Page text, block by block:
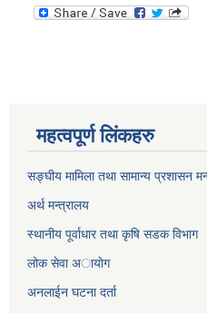
महत्वपूर्ण लिंकहरु
सङ्घीय मामिला तथा सामान्य प्रशासन
अर्थ मन्त्रालय
स्थानीय पूर्वाधार तथा कृषि सडक विभाग
लोक सेवा अायाेग
अनलाईन घटना दर्ता